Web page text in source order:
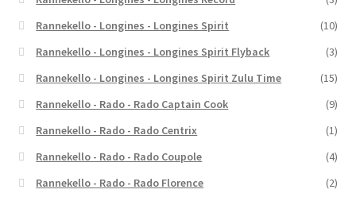
Rannekello - Longines - Longines Spirit
(10)
Rannekello - Longines - Longines Spirit Flyback
(3)
Rannekello - Longines - Longines Spirit Zulu Time
(15)
Rannekello - Rado - Rado Captain Cook
(9)
Rannekello - Rado - Rado Centrix
(1)
Rannekello - Rado - Rado Coupole
(4)
Rannekello - Rado - Rado Florence
(2)